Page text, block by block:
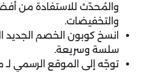
والمُحدّث للاستفادة من
والتخفيضات.
انسخ كوبون الخصم
سلسة وسريعة.
توجّه إلى الموقع الرسمي لـ